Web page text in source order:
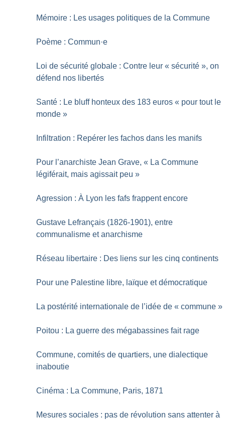
Mémoire : Les usages politiques de la Commune
Poème : Commun·e
Loi de sécurité globale : Contre leur « sécurité », on
défend nos libertés
Santé : Le bluff honteux des 183 euros « pour tout le
monde »
Infiltration : Repérer les fachos dans les manifs
Pour l’anarchiste Jean Grave, « La Commune
légiférait, mais agissait peu »
Agression : À Lyon les fafs frappent encore
Gustave Lefrançais (1826-1901), entre
communalisme et anarchisme
Réseau libertaire : Des liens sur les cinq continents
Pour une Palestine libre, laïque et démocratique
La postérité internationale de l’idée de « commune »
Poitou : La guerre des mégabassines fait rage
Commune, comités de quartiers, une dialectique
inaboutie
Cinéma : La Commune, Paris, 1871
Mesures sociales : pas de révolution sans attenter à